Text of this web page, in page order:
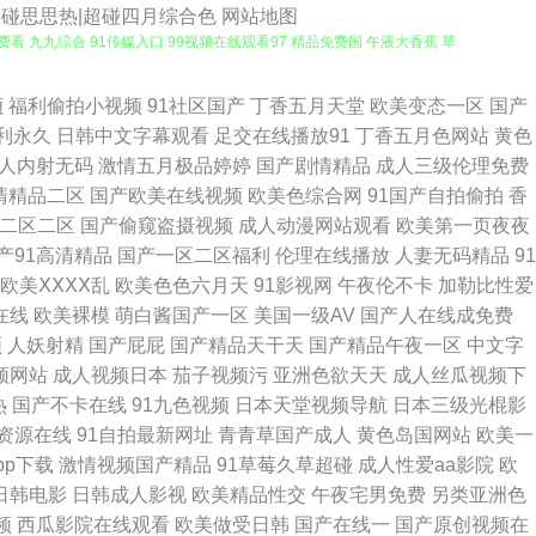
思思热|超碰四月综合色 网站地图
九九综合 91传媒入口 99视频在线观看97 精品免费国 午液大香蕉 草
国产超碰九色福利在线 亚洲BBw内射 97手机电影院 三级免费黄 91
网站 丁香五月月 日本岛国大片 91蜜桃臀 久久在线一区 五月天色色
有码 91视频网站在线观看免费 久久国产精品影院 影音先锋成人无码
香蕉av 日韩资源网址 91国产黑丝短片 成人综合网站狼人 欧美一页久
导航 欧美淫啪啪重囗味合集 91福利姬视频网站 岛国av免费电影导航
午夜瑟瑟 ts操直男最新黑料 欧美性交片深喉 91综合视频在线观看 欧
天成人导航 91香蕉天美在线观看 香蕉91在线 东方四虎影院 日韩亚
福利偷拍小视频 91社区国产 丁香五月天堂 欧美变态一区 国产
永久 日韩中文字幕观看 足交在线播放91 丁香五月色网站 黄色
内射无码 激情五月极品婷婷 国产剧情精品 成人三级伦理免费
精品二区 国产欧美在线视频 欧美色综合网 91国产自拍偷拍 香
区二区 国产偷窥盗摄视频 成人动漫网站观看 欧美第一页夜夜
91高清精品 国产一区二区福利 伦理在线播放 人妻无码精品 91
美ⅩⅩⅩⅩ乱 欧美色色六月天 91影视网 午夜伦不卡 加勒比性爱
线 欧美裸模 萌白酱国产一区 美国一级AV 国产人在线成免费
人妖射精 国产屁屁 国产精品天干天 国产精品午夜一区 中文字
网站 成人视频日本 茄子视频污 亚洲色欲天天 成人丝瓜视频下
国产不卡在线 91九色视频 日本天堂视频导航 日本三级光棍影
源在线 91自拍最新网址 青青草国产成人 黄色岛国网站 欧美一
下载 激情视频国产精品 91草莓久草超碰 成人性爱aa影院 欧
韩电影 日韩成人影视 欧美精品性交 午夜宅男免费 另类亚洲色
西瓜影院在线观看 欧美做受日韩 国产在线一 国产原创视频在